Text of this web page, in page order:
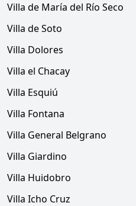
Villa de María del Río Seco
Villa de Soto
Villa Dolores
Villa el Chacay
Villa Esquiú
Villa Fontana
Villa General Belgrano
Villa Giardino
Villa Huidobro
Villa Icho Cruz